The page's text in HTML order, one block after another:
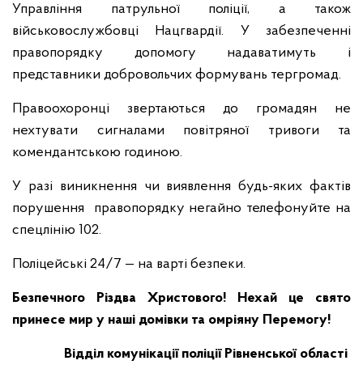
Управління патрульної поліції, а також
військовослужбовці Нацгвардії. У забезпеченні
правопорядку допомогу надаватимуть і
представники добровольчих формувань тергромад.
Правоохоронці звертаються до громадян не
нехтувати сигналами повітряної тривоги та
комендантською годиною.
У разі виникнення чи виявлення будь-яких фактів
порушення правопорядку негайно телефонуйте на
спецлінію 102.
Поліцейські 24/7 — на варті безпеки.
Безпечного Різдва Христового! Нехай це свято
принесе мир у наші домівки та омріяну Перемогу!
Відділ комунікації поліції Рівненської області